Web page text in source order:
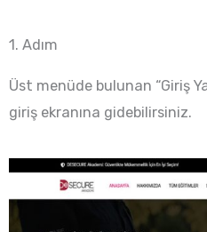
1. Adım
Üst menüde bulunan “Giriş
giriş ekranına gidebilirsiniz.